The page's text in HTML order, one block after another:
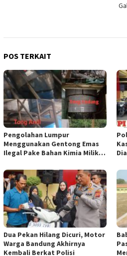
POS TERKAIT
Pengolahan Lumpur
Menggunakan Gentong Emas
Ilegal Pake Bahan Kimia Milik
Aparat Penegak Hukum ( APH )
Jangan Sampai Diam Saja
Dua Pekan Hilang Dicuri, Motor
Warga Bandung Akhirnya
Kembali Berkat Polisi